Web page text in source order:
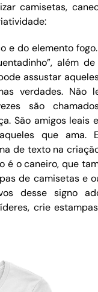
camisetas,
e do elemento
além
assustar
verdades. Não
são
São amigos leais
que ama.
de texto na
é o caneiro, que
de camisetas e
desse signo
crie